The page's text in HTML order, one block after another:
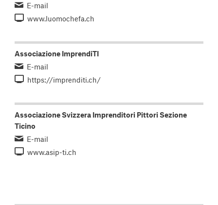
E-mail
www.luomochefa.ch
Associazione ImprendiTI
E-mail
https://imprenditi.ch/
Associazione Svizzera Imprenditori Pittori Sezione
Ticino
E-mail
www.asip-ti.ch